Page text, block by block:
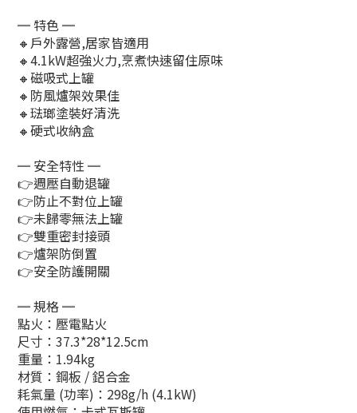
═ 特色 ═
🔸戶外露營,居家皆適用
🔸4.1kW超強火力,烹煮快速留住原味
🔸磁吸式上罐
🔸防風爐架效果佳
🔸琺瑯塗裝好清洗
🔸硬式收納盒
═ 安全特性 ═
👉週壓自動退罐
👉防止不對位上罐
👉未歸零無法上罐
👉雙重密封接頭
👉爐架防倒置
👉安全防護開關
═ 規格 ═
點火：壓電點火
尺寸：37.3*28*12.5cm
重量：1.94kg
材質：鋼板 / 鋁合金
耗氣量 (功率)：298g/h (4.1kW)